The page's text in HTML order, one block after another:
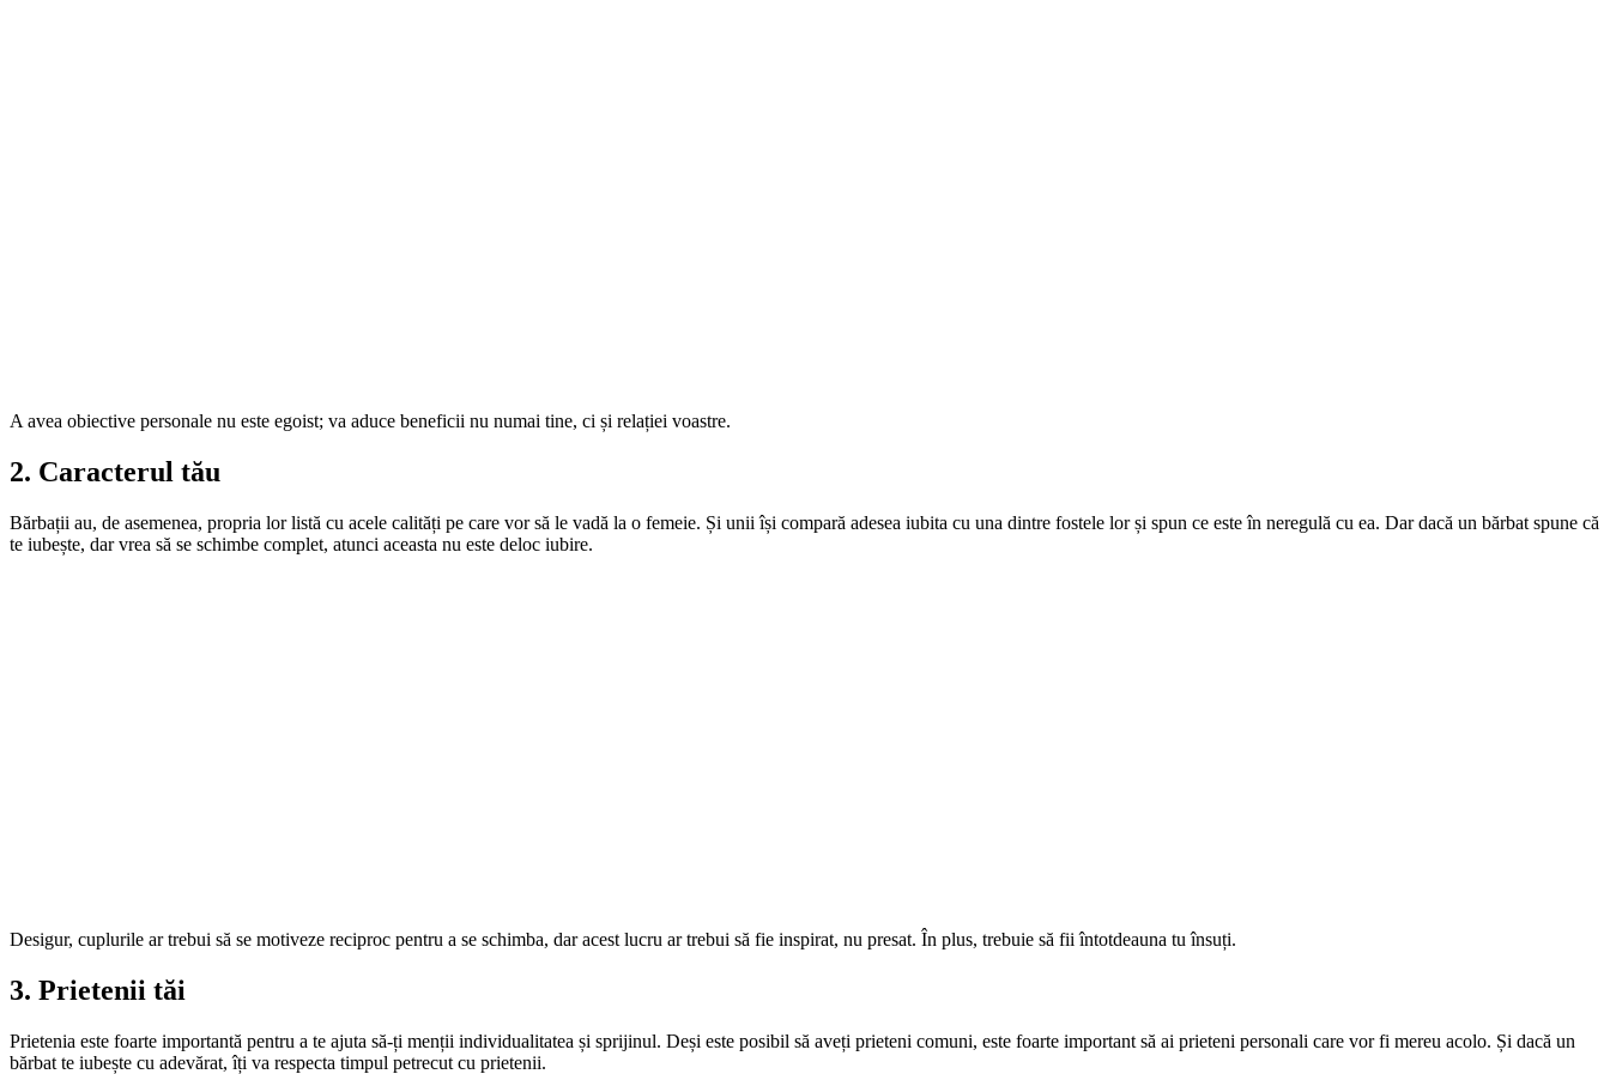
A avea obiective personale nu este egoist; va aduce beneficii nu numai tine, ci și relației voastre.
2. Caracterul tău
Bărbații au, de asemenea, propria lor listă cu acele calități pe care vor să le vadă la o femeie. Și unii își compară adesea iubita cu una dintre fostele lor și spun ce este în neregulă cu ea. Dar dacă un bărbat spune că
te iubește, dar vrea să se schimbe complet, atunci aceasta nu este deloc iubire.
Desigur, cuplurile ar trebui să se motiveze reciproc pentru a se schimba, dar acest lucru ar trebui să fie inspirat, nu presat. În plus, trebuie să fii întotdeauna tu însuți.
3. Prietenii tăi
Prietenia este foarte importantă pentru a te ajuta să-ți menții individualitatea și sprijinul. Deși este posibil să aveți prieteni comuni, este foarte important să ai prieteni personali care vor fi mereu acolo. Și dacă un
bărbat te iubește cu adevărat, îți va respecta timpul petrecut cu prietenii.